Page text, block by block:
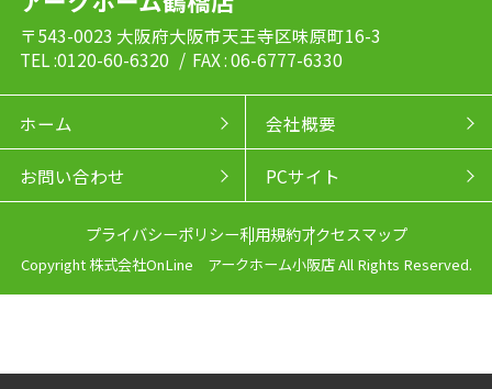
〒543-0023 大阪府大阪市天王寺区味原町16-3
TEL :0120-60-6320 / FAX : 06-6777-6330
ホーム 会社概要
お問い合わせ PCサイト
プライバシーポリシー利用規約アクセスマップ
Copyright 株式会社OnLine アークホーム小阪店 All Rights Reserved.